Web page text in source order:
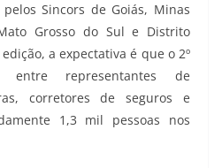
Sincors de Goiás, Minas
Grosso do Sul e Distrito
a expectativa é que o 2º
entre representantes de
corretores de seguros e
1,3 mil pessoas nos